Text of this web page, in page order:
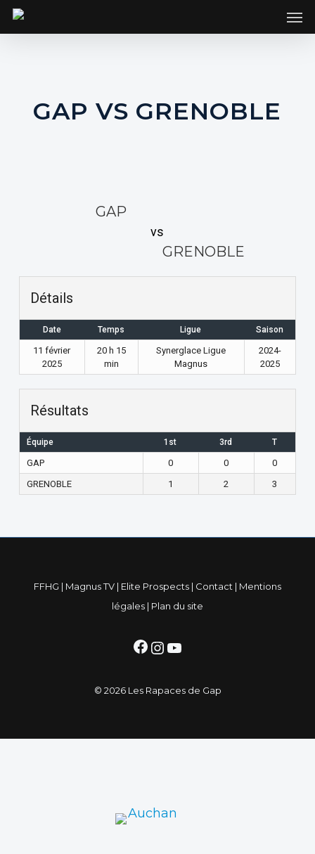
SKIP
GAP VS GRENOBLE
GAP
vs
GRENOBLE
Détails
Date Temps Ligue Saison
11 février
2025
20 h 15
min
Synerglace Ligue
Magnus
2024-
2025
Résultats
Équipe 1st 3rd T
GAP 0 0
0
GRENOBLE
1 2 3
FFHG | Magnus TV | Elite Prospects | Contact | Mentions
légales | Plan du site
Facebook Instagram
© 2026 Les Rapaces de Gap